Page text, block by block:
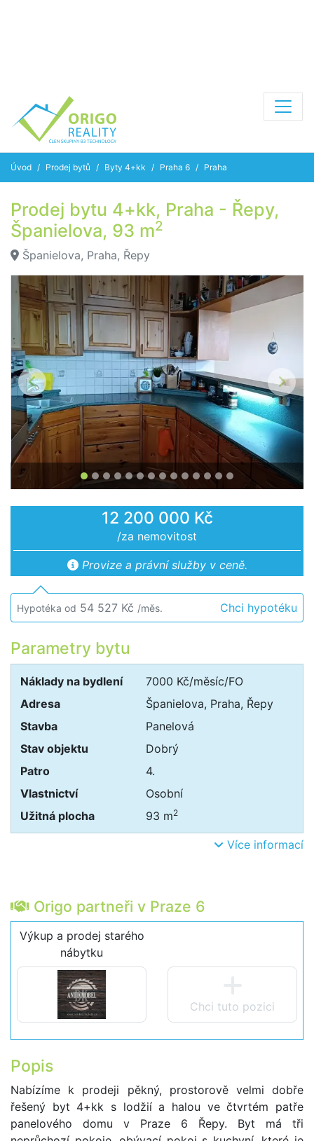
Úvod Prodej bytů Byty 4+kk Praha 6 Praha
Prodej bytu 4+kk, Praha - Řepy,
Španielova, 93 m2
Španielova, Praha, Řepy
Předchozí Další
12 200 000 Kč
/za nemovitost
Provize a právní služby v ceně.
Hypotéka od 54 527 Kč /měs. Chci hypotéku
Parametry bytu
Náklady na bydlení
7000 Kč/měsíc/FO
Adresa
Španielova, Praha, Řepy
Stavba
Panelová
Stav objektu
Dobrý
Patro
4.
Vlastnictví
Osobní
Užitná plocha
93 m2
Více informací
Origo partneři v Praze 6
Výkup a prodej starého
nábytku
Chci tuto pozici
Popis
Nabízíme k prodeji pěkný, prostorově velmi dobře
řešený byt 4+kk s lodžií a halou ve čtvrtém patře
panelového domu v Praze 6 Řepy. Byt má tři